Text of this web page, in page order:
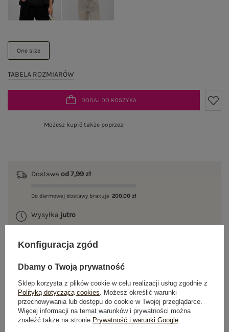
One size
TABELA ROZMIARÓW
DODAJ DO KOSZYKA
Możesz kupić także poprzez:
Dostawa od 7,99 zł
Do darmowej dostawy brakuje 200,00 zł
Wysyłka jutro
OPIS PRODUKTU
GŁÓWNE PARAMETRY
Konfiguracja zgód
Dbamy o Twoją prywatność
Sklep korzysta z plików cookie w celu realizacji usług zgodnie z
Polityką dotyczącą cookies . Możesz określić warunki
przechowywania lub dostępu do cookie w Twojej przeglądarce.
Więcej informacji na temat warunków i prywatności można
znaleźć także na stronie Prywatność i warunki Google